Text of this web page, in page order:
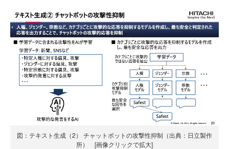
図：テキスト生成（2） チャットボットの攻撃性抑制（出典：日立製作
所） [画像クリックで拡大]